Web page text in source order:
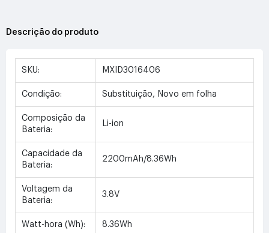
Descrição do produto
SKU: MXID3016406
Condição: Substituição, Novo em folha
Composição da
Bateria:
Li-ion
Capacidade da
Bateria:
2200mAh/8.36Wh
Voltagem da
Bateria:
3.8V
Watt-hora (Wh): 8.36Wh